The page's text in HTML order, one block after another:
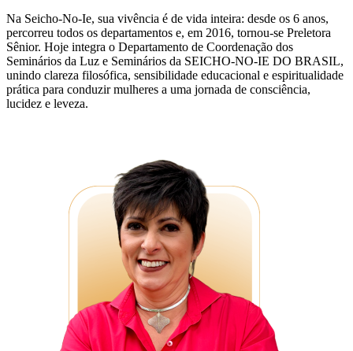
Na Seicho-No-Ie, sua vivência é de vida inteira: desde os 6 anos,
percorreu todos os departamentos e, em 2016, tornou-se Preletora
Sênior. Hoje integra o Departamento de Coordenação dos
Seminários da Luz e Seminários da SEICHO-NO-IE DO BRASIL,
unindo clareza filosófica, sensibilidade educacional e espiritualidade
prática para conduzir mulheres a uma jornada de consciência,
lucidez e leveza.